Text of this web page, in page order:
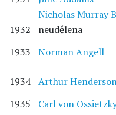
Nicholas Murray
1932
neudělena
1933
Norman Angell
1934 Arthur
1935
Carl von